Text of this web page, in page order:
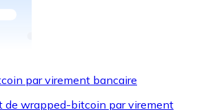
par virement bancaire
de wrapped-bitcoin par virement